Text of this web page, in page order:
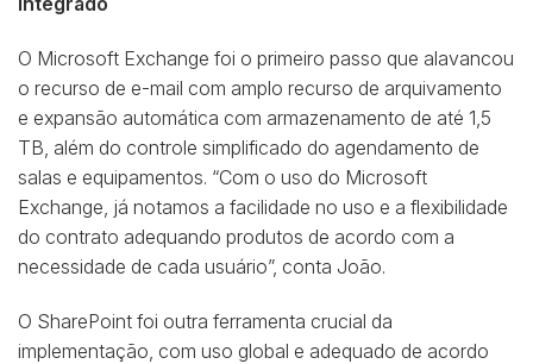
O Microsoft Exchange foi o primeiro passo que alavancou
o recurso de e-mail com amplo recurso de arquivamento
e expansão automática com armazenamento de até 1,5
TB, além do controle simplificado do agendamento de
salas e equipamentos. “Com o uso do Microsoft
Exchange, já notamos a facilidade no uso e a flexibilidade
do contrato adequando produtos de acordo com a
necessidade de cada usuário”, conta João.
O SharePoint foi outra ferramenta crucial da
implementação, com uso global e adequado de acordo